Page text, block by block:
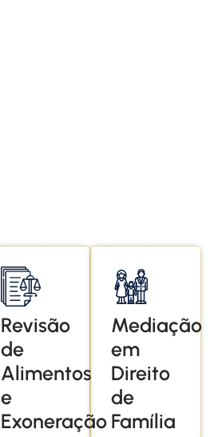
Revisão
de
Alimentos
e
Exoneração
Mediação
em
Direito
de
Família